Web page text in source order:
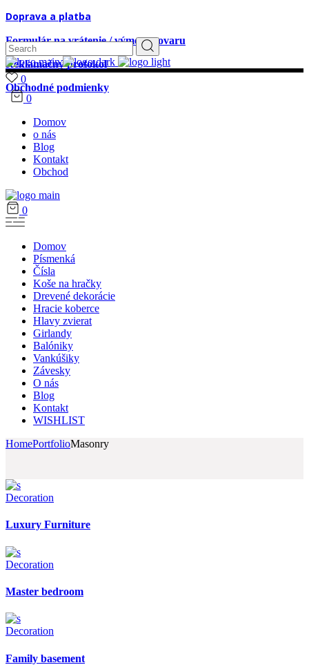
Doprava a platba
Formulár na vrátenie / výmenu tovaru
Reklamačný protokol
Obchodné podmienky
Search
for:
0
0
Domov
o nás
Blog
Kontakt
Obchod
0
Domov
Písmenká
Čísla
Koše na hračky
Drevené dekorácie
Hracie koberce
Hlavy zvierat
Girlandy
Balóniky
Vankúšiky
Závesky
O nás
Blog
Kontakt
WISHLIST
HomePortfolioMasonry
Decoration
Luxury Furniture
Decoration
Master bedroom
Decoration
Family basement